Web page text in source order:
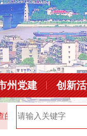
州党建 创新
知 2025年“机关党